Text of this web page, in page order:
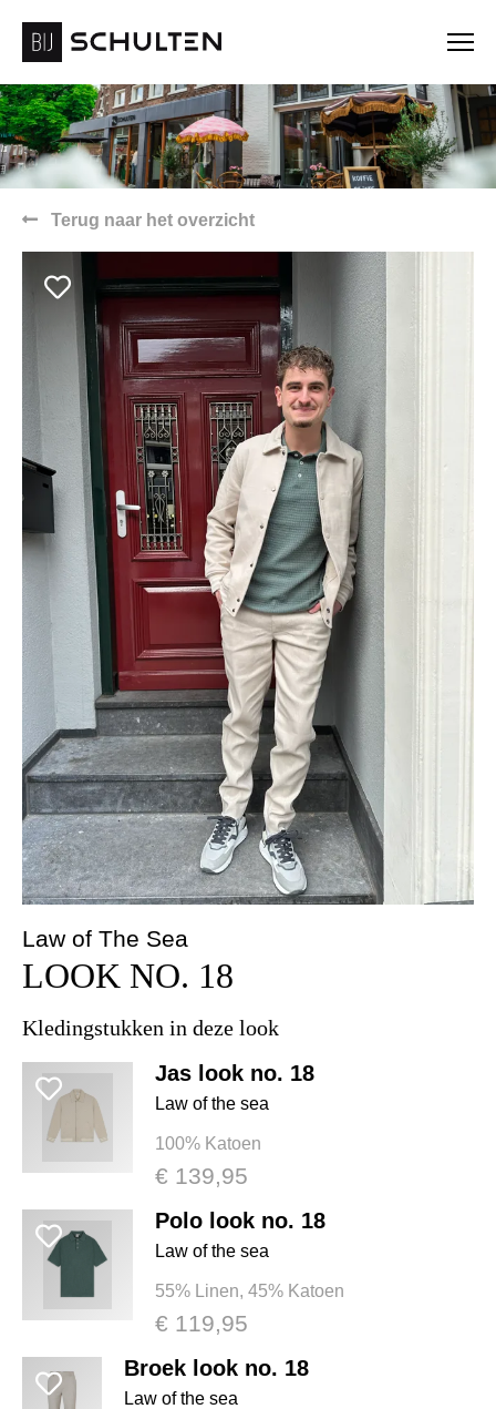
Terug naar het overzicht
Law of The Sea
LOOK NO. 18
Kledingstukken in deze look
Jas look no. 18
Law of the sea
100% Katoen
€ 139,95
Polo look no. 18
Law of the sea
55% Linen, 45% Katoen
€ 119,95
Broek look no. 18
Law of the sea